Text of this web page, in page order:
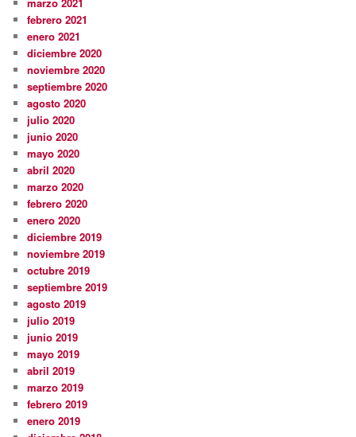
febrero 2021
enero 2021
diciembre 2020
noviembre 2020
septiembre 2020
agosto 2020
julio 2020
junio 2020
mayo 2020
abril 2020
marzo 2020
febrero 2020
enero 2020
diciembre 2019
noviembre 2019
octubre 2019
septiembre 2019
agosto 2019
julio 2019
junio 2019
mayo 2019
abril 2019
marzo 2019
febrero 2019
enero 2019